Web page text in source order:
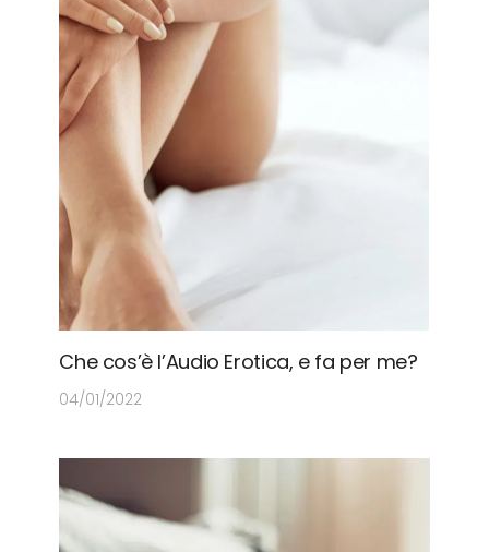
Che cos’è l’Audio Erotica, e fa per me?
04/01/2022